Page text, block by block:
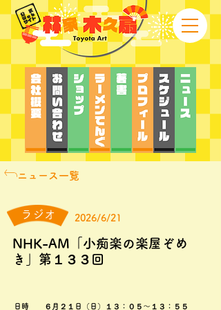
ニュース一覧
ラジオ 2026/6/21
NHK-AM「小痴楽の楽屋ぞめ
き」第１３３回
日時 ６月２１日（日）１３：０５～１３：５５